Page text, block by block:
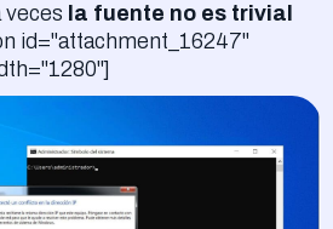
veces la fuente no es trivial
id="attachment_16247"